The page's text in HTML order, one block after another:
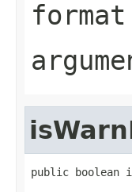
format
public boolean